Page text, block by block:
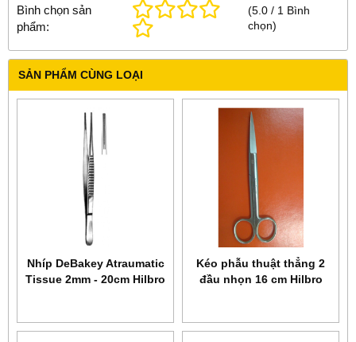
Bình chọn sản
phẩm:
(5.0 / 1 Bình
chọn)
SẢN PHẨM CÙNG LOẠI
Nhíp DeBakey Atraumatic
Tissue 2mm - 20cm Hilbro
Kéo phẫu thuật thẳng 2
đầu nhọn 16 cm Hilbro